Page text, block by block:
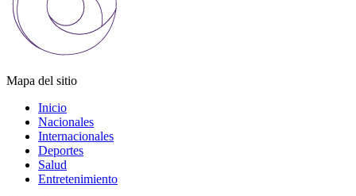
Mapa del sitio
Inicio
Nacionales
Internacionales
Deportes
Salud
Entretenimiento